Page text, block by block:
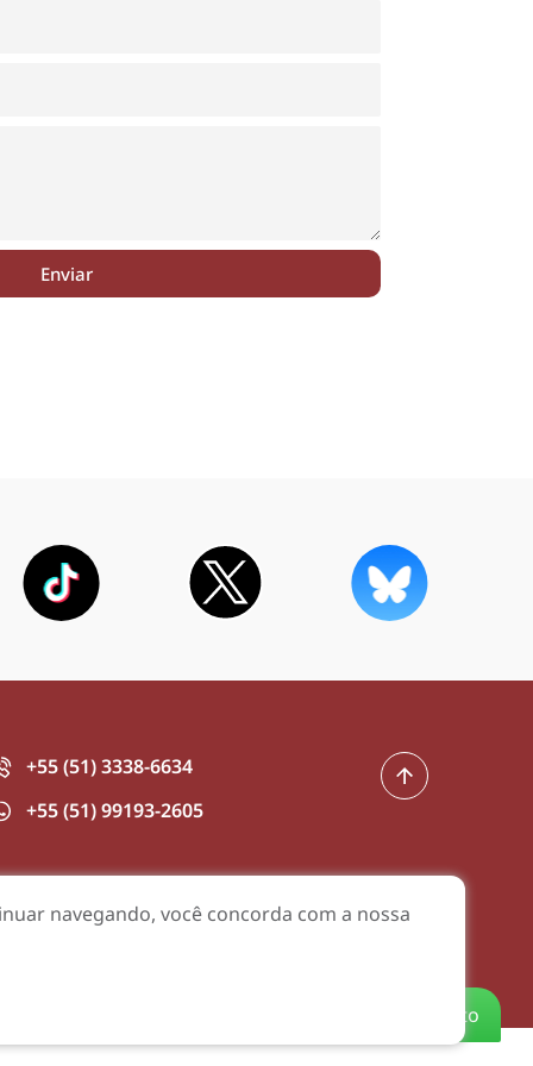
Atendimento
Enviar
+55 (51) 3338-6634
+55 (51) 99193-2605
navegando, você concorda com a nossa